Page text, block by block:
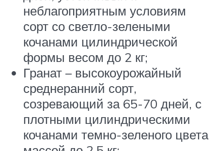
неблагоприятным условиям
сорт со светло-зелеными
кочанами цилиндрической
формы весом до 2 кг;
Гранат – высокоурожайный
среднеранний сорт,
созревающий за 65-70 дней, с
плотными цилиндрическими
кочанами темно-зеленого цвета